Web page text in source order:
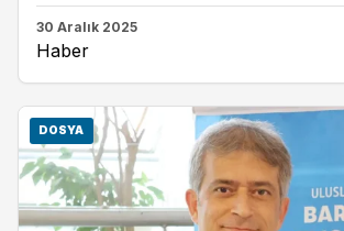
30 Aralık 2025
Haber
DOSYA